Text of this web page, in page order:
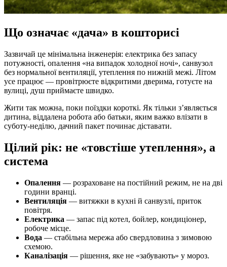
Що означає «дача» в кошторисі
Зазвичай це мінімальна інженерія: електрика без запасу
потужності, опалення «на випадок холодної ночі», санвузол
без нормальної вентиляції, утеплення по нижній межі. Літом
усе працює — провітрюєте відкритими дверима, готуєте на
вулиці, душ приймаєте швидко.
Жити так можна, поки поїздки короткі. Як тільки з’являється
дитина, віддалена робота або батьки, яким важко влізати в
суботу-неділю, дачний пакет починає діставати.
Цілий рік: не «товстіше утеплення», а
система
Опалення — розраховане на постійний режим, не на дві
години вранці.
Вентиляція — витяжки в кухні й санвузлі, приток
повітря.
Електрика — запас під котел, бойлер, кондиціонер,
робоче місце.
Вода — стабільна мережа або свердловина з зимовою
схемою.
Каналізація — рішення, яке не «забувають» у мороз.